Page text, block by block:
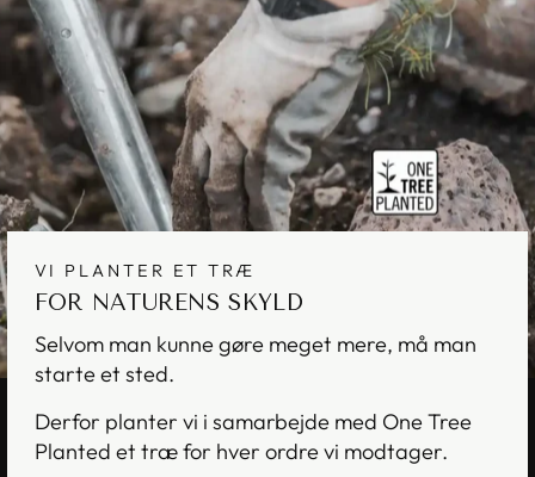
VI PLANTER ET TRÆ
FOR NATURENS SKYLD
Selvom man kunne gøre meget mere, må man
starte et sted.
Derfor planter vi i samarbejde med One Tree
Planted et træ for hver ordre vi modtager.